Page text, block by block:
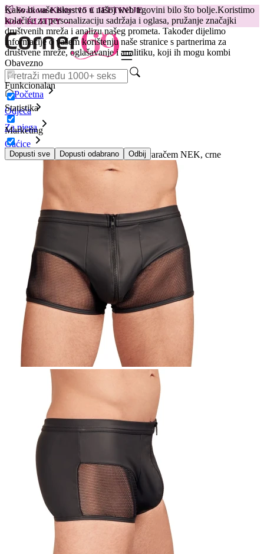
Kako bi vaše iskustvo u našoj web trgovini bilo što bolje.Koristimo
kolačiće za personalizaciju sadržaja i oglasa, pružanje značajki
društvenih mreža i analizu našeg prometa. Također dijelimo
informacije o vašem korištenju naše stranice s partnerima za
društvene mreže, oglašavanje i analitiku, koji ih mogu kombi
Obavezno
Funkcionalan
Statistika
Marketing
Dopusti sve Dopusti odabrano Odbij
😽Svakom Klitty: 15 € JEFTINIJE
Kod: KLITTY →
Početna
Odjeća
Za njega
Gaćice
Bokserice izgledom kože i s patent zatvaračem NEK, crne